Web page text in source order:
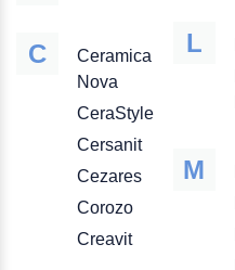
C
Ceramica
Nova
CeraStyle
Cersanit
Cezares
Corozo
Creavit
L
M